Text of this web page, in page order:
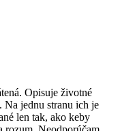
Opisuje životné
jednu stranu ich je
len tak, ako keby